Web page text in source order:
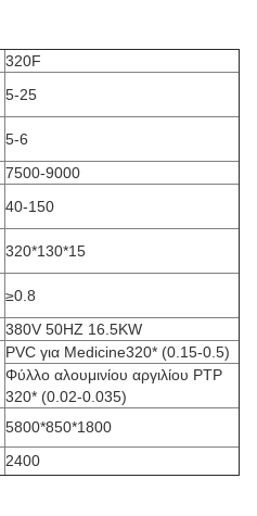
320F
5-25
5-6
7500-9000
40-150
320*130*15
≥0.8
380V 50HZ 16.5KW
PVC για Medicine320* (0.15-0.5)
Φύλλο αλουμινίου αργιλίου PTP
320* (0.02-0.035)
5800*850*1800
2400